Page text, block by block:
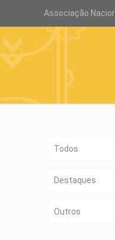
Associação
Todos
Destaques
Outros